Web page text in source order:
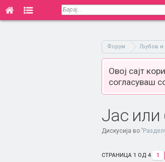
Форум Љубов и
Овој сајт
согласуваш
Јас
Дискусија во '
СТРАНИЦА 1 ОД 4 1